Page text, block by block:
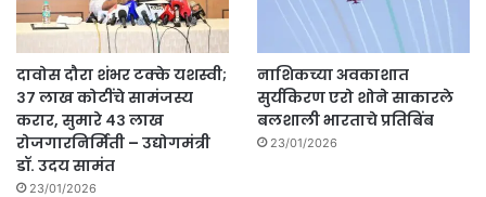
दावोस दौरा शंभर टक्के यशस्वी;
३७ लाख कोटींचे सामंजस्य
करार, सुमारे ४३ लाख
रोजगारनिर्मिती – उद्योगमंत्री
डॉ. उदय सामंत
23/01/2026
नाशिकच्या अवकाशात
सुर्यकिरण एरो शोने साकारले
बलशाली भारताचे प्रतिबिंब
23/01/2026